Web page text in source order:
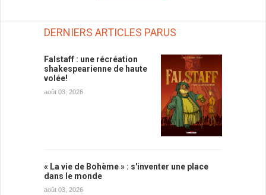
DERNIERS ARTICLES PARUS
Falstaff : une récréation
shakespearienne de haute
volée!
août 03, 2026
« La vie de Bohème » : s'inventer une place
dans le monde
août 03, 2026